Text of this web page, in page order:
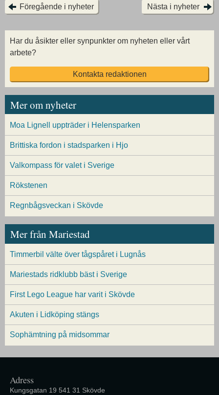
Föregående i nyheter Nästa i nyheter
Har du åsikter eller synpunkter om nyheten eller vårt
arbete?
Kontakta redaktionen
Mer om nyheter
Moa Lignell uppträder i Helensparken
Brittiska fordon i stadsparken i Hjo
Valkompass för valet i Sverige
Rökstenen
Regnbågsveckan i Skövde
Mer från Mariestad
Timmerbil välte över tågspåret i Lugnås
Mariestads ridklubb bäst i Sverige
First Lego League har varit i Skövde
Akuten i Lidköping stängs
Sophämtning på midsommar
Adress
Kungsgatan 19 541 31 Skövde